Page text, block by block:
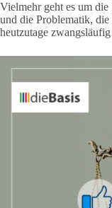
Vielmehr geht es um
und die Problematik,
heutzutage zwangsläufig